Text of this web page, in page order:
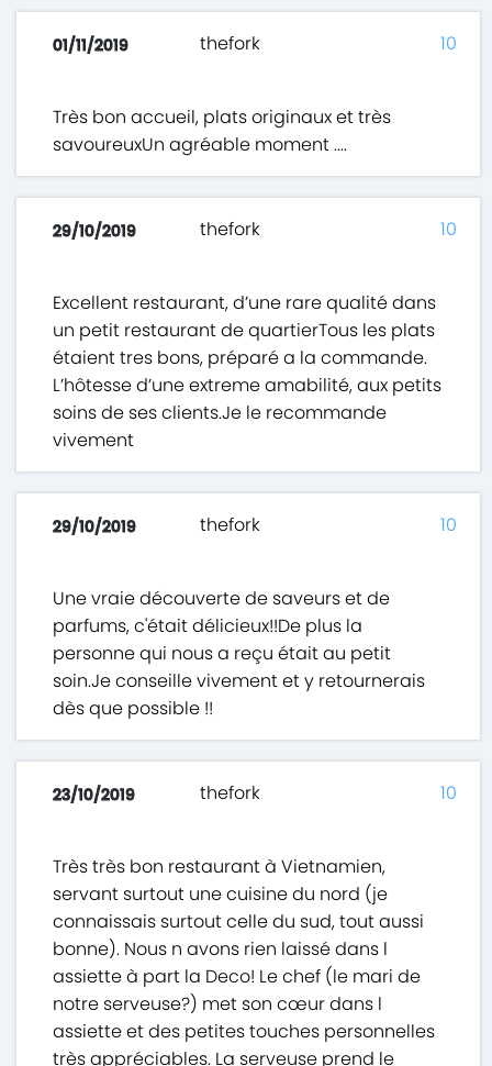
01/11/2019 thefork
Très bon accueil, plats originaux et très
savoureuxUn agréable moment ....
10
29/10/2019 thefork
Excellent restaurant, d’une rare qualité dans
un petit restaurant de quartierTous les plats
étaient tres bons, préparé a la commande.
L’hôtesse d’une extreme amabilité, aux petits
soins de ses clients.Je le recommande
vivement
10
29/10/2019 thefork
Une vraie découverte de saveurs et de
parfums, c'était délicieux!!De plus la
personne qui nous a reçu était au petit
soin.Je conseille vivement et y retournerais
dès que possible !!
10
23/10/2019 thefork
Très très bon restaurant à Vietnamien,
servant surtout une cuisine du nord (je
connaissais surtout celle du sud, tout aussi
bonne). Nous n avons rien laissé dans l
assiette à part la Deco! Le chef (le mari de
notre serveuse?) met son cœur dans l
assiette et des petites touches personnelles
très appréciables. La serveuse prend le
10